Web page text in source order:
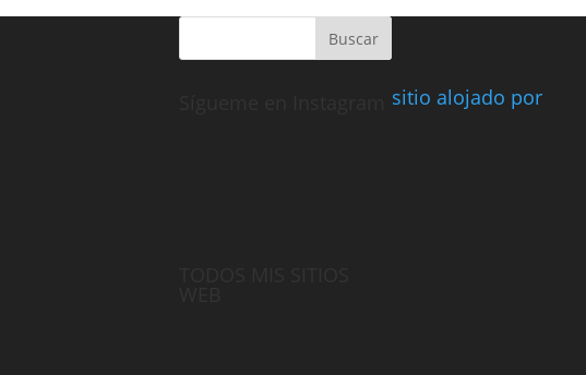
sitio alojado por